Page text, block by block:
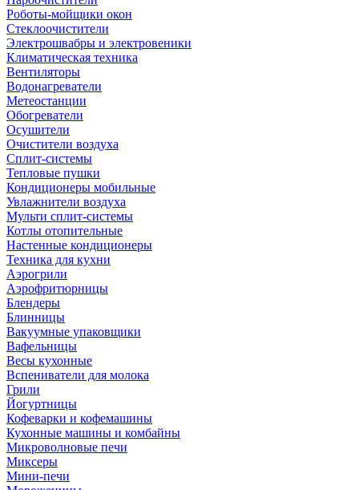
Роботы-мойщики окон
Стеклоочистители
Электрошвабры и электровеники
Климатическая техника
Вентиляторы
Водонагреватели
Метеостанции
Обогреватели
Осушители
Очистители воздуха
Сплит-системы
Тепловые пушки
Кондиционеры мобильные
Увлажнители воздуха
Мульти сплит-системы
Котлы отопительные
Настенные кондиционеры
Техника для кухни
Аэрогрили
Аэрофритюрницы
Блендеры
Блинницы
Вакуумные упаковщики
Вафельницы
Весы кухонные
Вспениватели для молока
Грили
Йогуртницы
Кофеварки и кофемашины
Кухонные машины и комбайны
Микроволновые печи
Миксеры
Мини-печи